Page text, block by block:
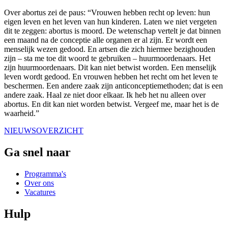
Over abortus zei de paus: “Vrouwen hebben recht op leven: hun
eigen leven en het leven van hun kinderen. Laten we niet vergeten
dit te zeggen: abortus is moord. De wetenschap vertelt je dat binnen
een maand na de conceptie alle organen er al zijn. Er wordt een
menselijk wezen gedood. En artsen die zich hiermee bezighouden
zijn – sta me toe dit woord te gebruiken – huurmoordenaars. Het
zijn huurmoordenaars. Dit kan niet betwist worden. Een menselijk
leven wordt gedood. En vrouwen hebben het recht om het leven te
beschermen. Een andere zaak zijn anticonceptiemethoden; dat is een
andere zaak. Haal ze niet door elkaar. Ik heb het nu alleen over
abortus. En dit kan niet worden betwist. Vergeef me, maar het is de
waarheid.”
NIEUWSOVERZICHT
Ga snel naar
Programma's
Over ons
Vacatures
Hulp